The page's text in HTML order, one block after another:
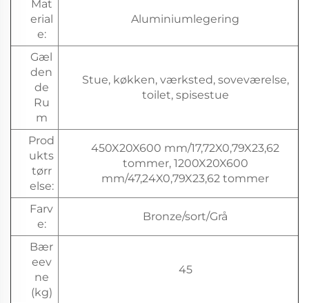
Mat
erial
e:
Aluminiumlegering
Gæl
den
de
Ru
m
Stue, køkken, værksted, soveværelse,
toilet, spisestue
Prod
ukts
tørr
else:
450X20X600 mm/17,72X0,79X23,62
tommer, 1200X20X600
mm/47,24X0,79X23,62 tommer
Farv
e:
Bronze/sort/Grå
Bær
eev
ne
(kg)
45